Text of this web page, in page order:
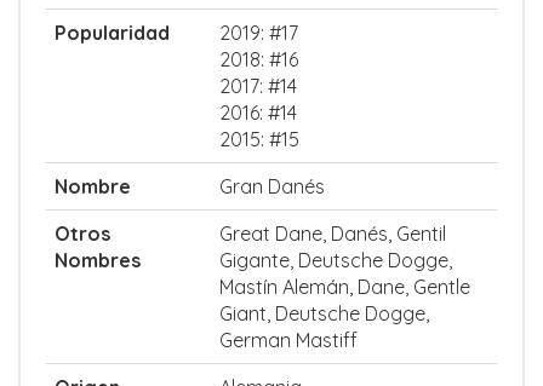
Popularidad
2019: #17
2018: #16
2017: #14
2016: #14
2015: #15
Nombre
Gran Danés
Otros
Nombres
Great Dane, Danés, Gentil
Gigante, Deutsche Dogge,
Mastín Alemán, Dane, Gentle
Giant, Deutsche Dogge,
German Mastiff